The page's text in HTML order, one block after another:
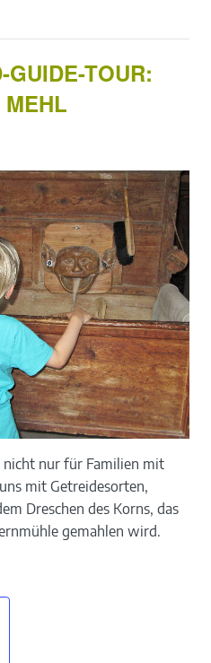
TOUR:
nur für Familien mit
mit Getreidesorten,
Dreschen des Korns, das
gemahlen wird.